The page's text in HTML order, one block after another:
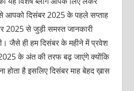
आपको दिसंबर 2025 के पहले सप्ताह
2025 से जुड़ी समस्त जानकारी
जैसे ही हम दिसंबर के महीने में प्रवेश
के अंत की तरफ बढ़ जाएंगे क्योंकि
होता है इसलिए दिसंबर माह बेहद ख़ास